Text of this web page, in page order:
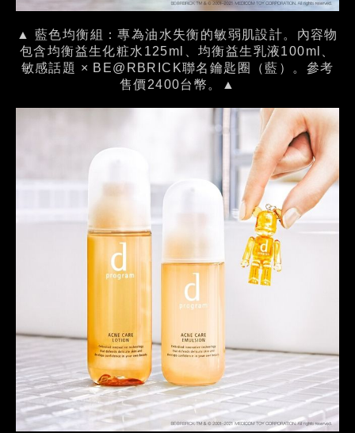
▲ 藍色均衡組：專為油水失衡的敏弱肌設計。內容物
包含均衡益生化粧水125ml、均衡益生乳液100ml、
敏感話題 × BE@RBRICK聯名鑰匙圈（藍）。參考
售價2400台幣。▲